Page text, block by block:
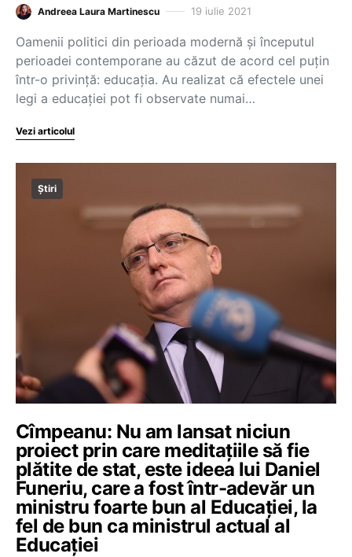
Andreea Laura Martinescu 19 iulie 2021
Oamenii politici din perioada modernă și începutul
perioadei contemporane au căzut de acord cel puțin
într-o privință: educația. Au realizat că efectele unei
legi a educației pot fi observate numai…
Vezi articolul
Știri
Cîmpeanu: Nu am lansat niciun
proiect prin care meditațiile să fie
plătite de stat, este ideea lui Daniel
Funeriu, care a fost într-adevăr un
ministru foarte bun al Educației, la
fel de bun ca ministrul actual al
Educației